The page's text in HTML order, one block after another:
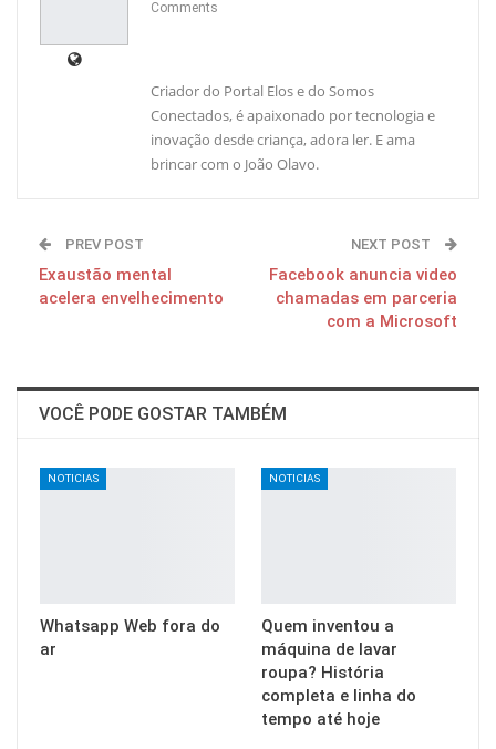
Comments
Criador do Portal Elos e do Somos
Conectados, é apaixonado por tecnologia e
inovação desde criança, adora ler. E ama
brincar com o João Olavo.
PREV POST
Exaustão mental
acelera envelhecimento
NEXT POST
Facebook anuncia video
chamadas em parceria
com a Microsoft
VOCÊ PODE GOSTAR TAMBÉM
NOTICIAS
Whatsapp Web fora do
ar
NOTICIAS
Quem inventou a
máquina de lavar
roupa? História
completa e linha do
tempo até hoje